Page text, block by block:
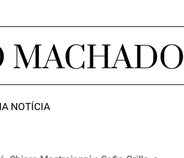
MACHADO
NOTÍCIA